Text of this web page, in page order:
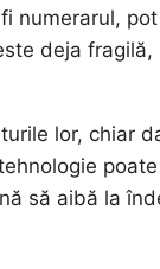
numerarul,
deja fragilă,
lor, chiar
să aibă la